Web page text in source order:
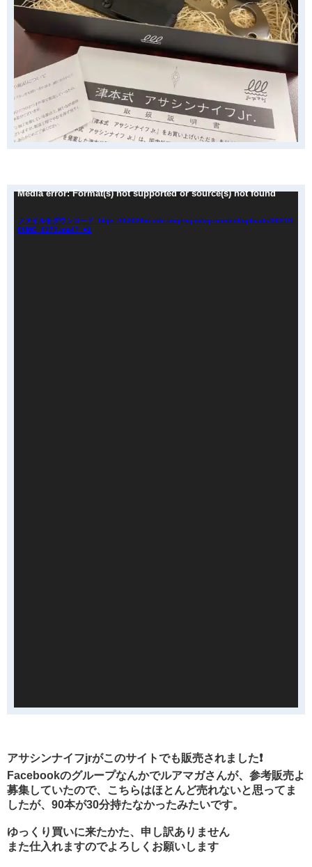
動Media error: Format(s) not supported or source(s) not found
ファイルをダウンロード: https://fb2029xi.cdn.imgeng.in/wp-content/uploads/2021/1
0/IMG_0373.mp4?_=1
アサシンナイフjrがこのサイトでも販売されました❗️
Facebookのグループなんかでルアマガさんが、参考販売よ
募集していたので、こちらはほとんど売れないと思ってま
したが、90本が30分持たなかったみたいです。
ゆっくり買いに来たかた、申し訳ありません
また仕入れますのでよろしくお願いします